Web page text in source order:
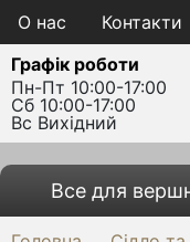
О нас Контакти
Графік роботи
Пн-Пт 10:00-17:00
Сб 10:00-17:00
Вс Вихідний
Все для